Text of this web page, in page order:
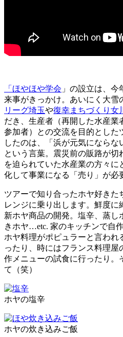
「ほやほや学会 」の設立は、今
来事がきっかけ。あいにく大雪
リーグ埼玉や復幸まちづくり女
だき、生産者（再開した水産
参加者）との交流を目的とした
したのは、「浜が元気にならな
という言葉。震災前の販路が
を迫られていた水産業の方々に
化して事業になる「売り」が必
ツアーで知り合ったホヤ好きた
レンジに乗り出します。鮮度に
新ホヤ商品の開発。塩辛、蒸
きホヤ…etc. 家のキッチンで自
ホヤ料理がポピュラーと言わ
ったり、時にはフランス料理
作メニューの試食に行ったり。
て（笑）
ホヤの塩辛
ホヤの炊き込みご飯